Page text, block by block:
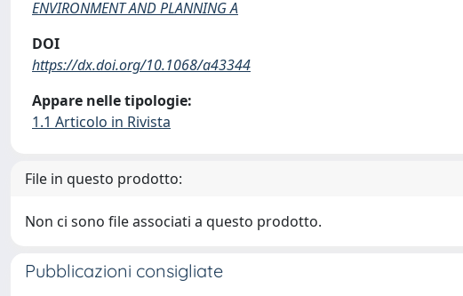
ENVIRONMENT AND PLANNING A
DOI
https://dx.doi.org/10.1068/a43344
Appare nelle tipologie:
1.1 Articolo in Rivista
File in questo prodotto:
Non ci sono file associati a questo prodotto.
Pubblicazioni consigliate